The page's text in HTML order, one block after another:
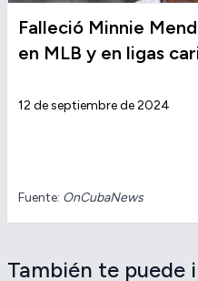
Falleció Minnie
en MLB y en ligas
12 de septiembre de 2024
Fuente: OnCubaNews
También te puede